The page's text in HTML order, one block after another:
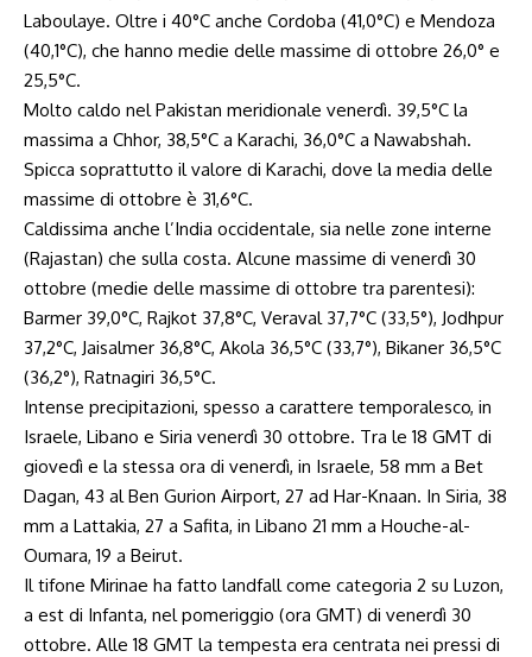
Laboulaye. Oltre i 40°C anche Cordoba (41,0°C) e Mendoza
(40,1°C), che hanno medie delle massime di ottobre 26,0° e
25,5°C.
Molto caldo nel Pakistan meridionale venerdì. 39,5°C la
massima a Chhor, 38,5°C a Karachi, 36,0°C a Nawabshah.
Spicca soprattutto il valore di Karachi, dove la media delle
massime di ottobre è 31,6°C.
Caldissima anche l’India occidentale, sia nelle zone interne
(Rajastan) che sulla costa. Alcune massime di venerdì 30
ottobre (medie delle massime di ottobre tra parentesi):
Barmer 39,0°C, Rajkot 37,8°C, Veraval 37,7°C (33,5°), Jodhpur
37,2°C, Jaisalmer 36,8°C, Akola 36,5°C (33,7°), Bikaner 36,5°C
(36,2°), Ratnagiri 36,5°C.
Intense precipitazioni, spesso a carattere temporalesco, in
Israele, Libano e Siria venerdì 30 ottobre. Tra le 18 GMT di
giovedì e la stessa ora di venerdì, in Israele, 58 mm a Bet
Dagan, 43 al Ben Gurion Airport, 27 ad Har-Knaan. In Siria, 38
mm a Lattakia, 27 a Safita, in Libano 21 mm a Houche-al-
Oumara, 19 a Beirut.
Il tifone Mirinae ha fatto landfall come categoria 2 su Luzon,
a est di Infanta, nel pomeriggio (ora GMT) di venerdì 30
ottobre. Alle 18 GMT la tempesta era centrata nei pressi di